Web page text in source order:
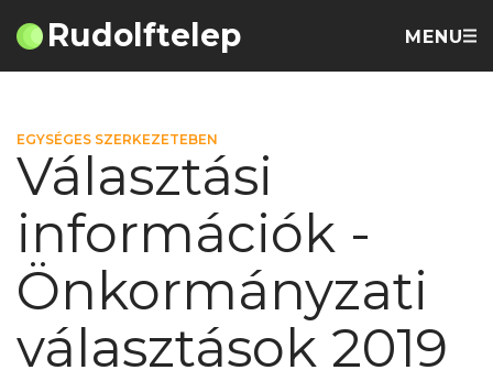
Rudolftelep MENU
EGYSÉGES SZERKEZETEBEN
Választási
információk -
Önkormányzati
választások 2019